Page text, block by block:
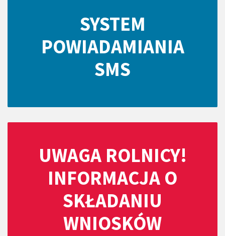
SYSTEM
POWIADAMIANIA
SMS
UWAGA ROLNICY!
INFORMACJA O
SKŁADANIU
WNIOSKÓW